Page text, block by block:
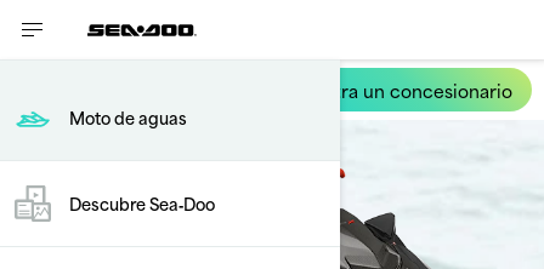
Moto de aguas
Descubre Sea‑Doo
Encuentra un concesionario